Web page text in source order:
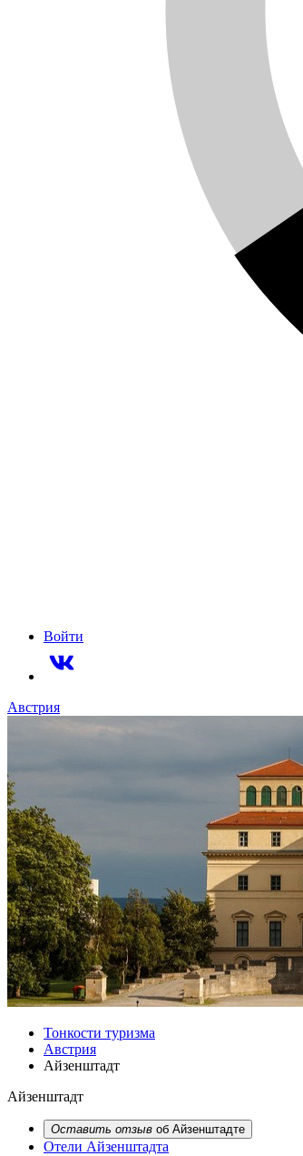
Войти
Австрия
Тонкости туризма
Австрия
Айзенштадт
Айзенштадт
Оставить отзыв об Айзенштадте
Отели Айзенштадта